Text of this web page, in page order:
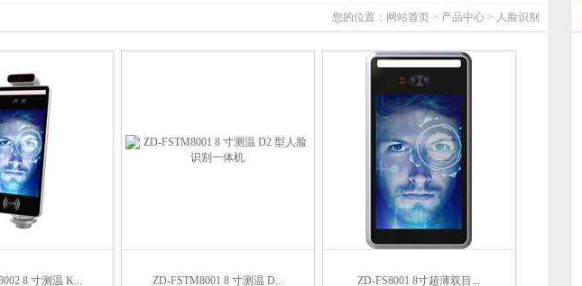
您的位置： 网站首页 > 产品中心 > 人脸识别
8 寸测温 K... ZD-FSTM8001 8 寸测温 D... ZD-FS8001 8寸超薄双目...